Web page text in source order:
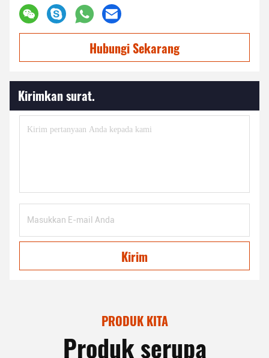
Hubungi Sekarang
Kirimkan surat.
Kirim
PRODUK KITA
Produk serupa